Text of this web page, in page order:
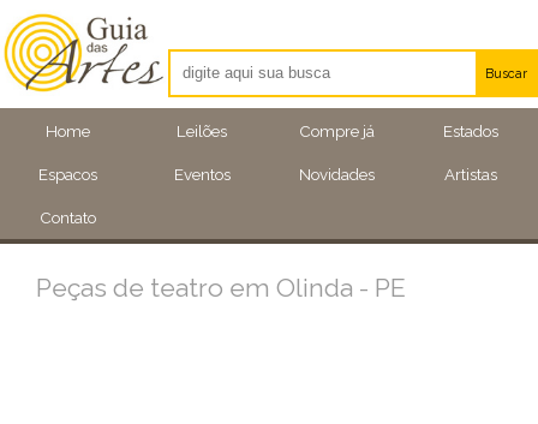
Home Leilões Compre já Estados
Espacos Eventos Novidades Artistas
Contato
Buscar
Artistas
Eventos
Peças de teatro em Olinda - PE